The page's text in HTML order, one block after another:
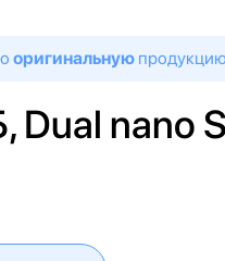
оригинальную
Dual nano